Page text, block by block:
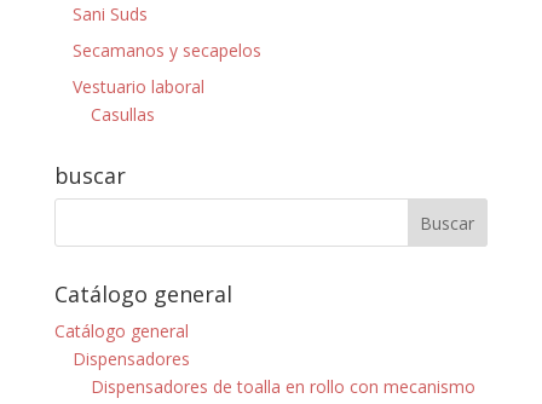
Sani Suds
Secamanos y secapelos
Vestuario laboral
Casullas
buscar
Catálogo general
Catálogo general
Dispensadores
Dispensadores de toalla en rollo con mecanismo